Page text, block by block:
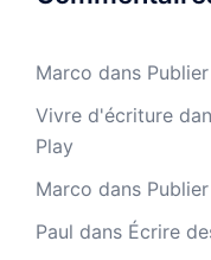
Marco dans
Vivre d'écriture
Play
Marco dans
Paul dans Écrire